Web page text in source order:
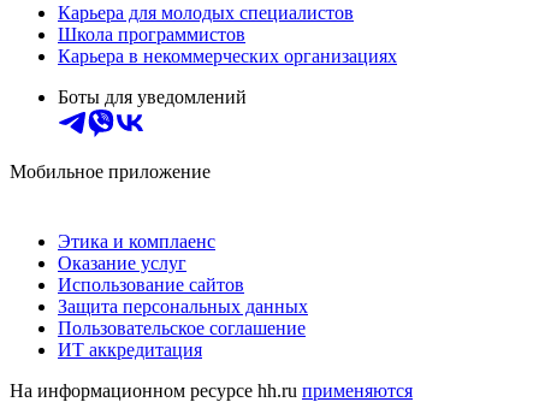
Карьера для молодых специалистов
Школа программистов
Карьера в некоммерческих организациях
Боты для уведомлений
Мобильное приложение
Этика и комплаенс
Оказание услуг
Использование сайтов
Защита персональных данных
Пользовательское соглашение
ИТ аккредитация
На информационном ресурсе hh.ru применяются